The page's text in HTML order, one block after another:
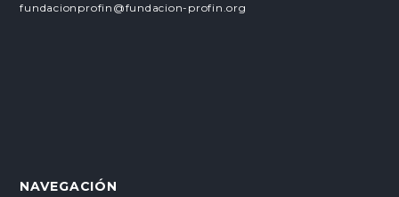
fundacionprofin@fundacion-profin.org
NAVEGACIÓN